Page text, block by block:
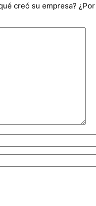
creó su empresa?